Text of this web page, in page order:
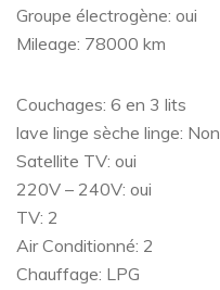
Groupe électrogène: oui
Mileage: 78000 km
Couchages: 6 en 3 lits
lave linge sèche linge: Non
Satellite TV: oui
220V – 240V: oui
TV: 2
Air Conditionné: 2
Chauffage: LPG